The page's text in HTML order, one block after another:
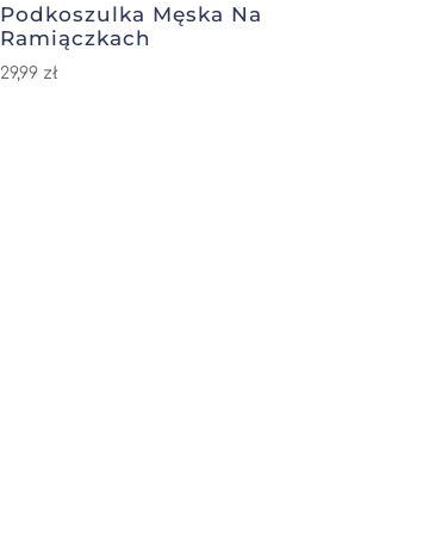
Podkoszulka Męska Na
Ramiączkach
29,99 zł